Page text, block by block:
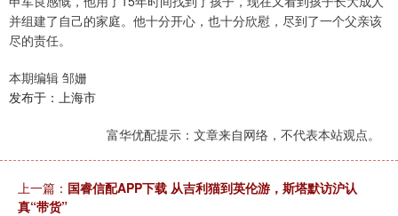
并组建了自己的家庭。他十分开心，也十分欣慰，尽到了一个父亲该
尽的责任。
本期编辑 邹姗
发布于：上海市
富华优配提示：文章来自网络，不代表本站观点。
上一篇： 国睿信配APP下载 从吉利猫到英伦游，斯塔默访沪认
真“带货”